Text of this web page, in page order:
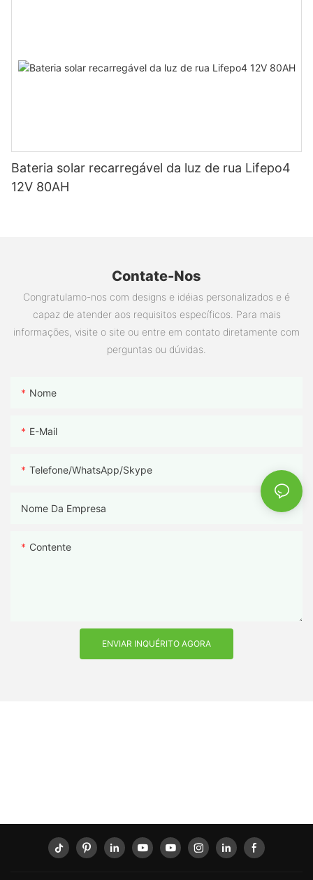
Bateria solar recarregável da luz de rua Lifepo4
12V 80AH
Contate-Nos
Congratulamo-nos com designs e idéias personalizados e é
capaz de atender aos requisitos específicos. Para mais
informações, visite o site ou entre em contato diretamente com
perguntas ou dúvidas.
Nome
E-Mail
Telefone/WhatsApp/Skype
Nome Da Empresa
Contente
ENVIAR INQUÉRITO AGORA